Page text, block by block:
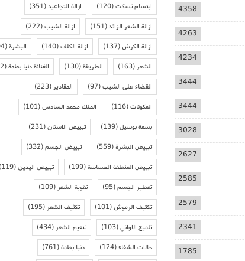
4358
4263
4234
3444
3444
3028
2627
2585
2579
2341
1785
ابتسام تسكت(120) ازالة التجاعيد(351)
ازالة الشعر الزائد(151) ازالة الشيب(222)
ازالة الكرش(137) ازالة الكلف(140) البشرة(194)
الشعر(163) الطريقة(130) الفنانة دنيا بطمة(142)
القضاء على الشيب(97) المقادير(223)
المكونات(116) الملك محمد السادس(101)
بسمة بوسيل(139) تبييض الاسنان(231)
تبييض البشرة(559) تبييض الجسم(332)
تبييض المنطقة الحساسة(199) تبييض اليدين(119)
تعطير الجسم(95) تقوية الشعر(109)
تكثيف الرموش(101) تكثيف الشعر(195)
تلميع الاواني(103) تنعيم الشعر(434)
حالات الشفاء(124) دنيا بطمة(761)